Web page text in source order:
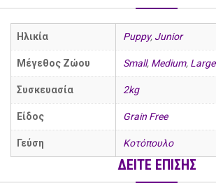
Ηλικία Puppy, Junior
Μέγεθος Ζώου Small, Medium, Large
Συσκευασία 2kg
Είδος Grain Free
Γεύση Κοτόπουλο
ΔΕΙΤΕ ΕΠΙΣΗΣ